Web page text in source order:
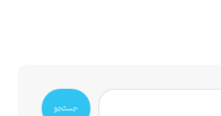
جستجو